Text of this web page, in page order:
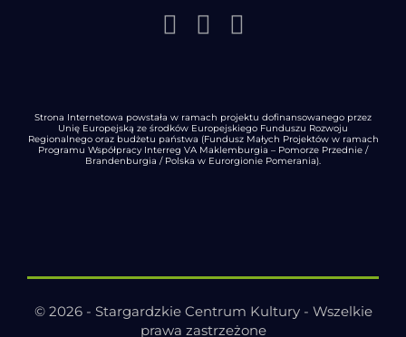
Strona Internetowa powstała w ramach projektu dofinansowanego przez
Unię Europejską ze środków Europejskiego Funduszu Rozwoju
Regionalnego oraz budżetu państwa (Fundusz Małych Projektów w ramach
Programu Współpracy Interreg VA Maklemburgia – Pomorze Przednie /
Brandenburgia / Polska w Eurorgionie Pomerania).
© 2026 - Stargardzkie Centrum Kultury - Wszelkie
prawa zastrzeżone